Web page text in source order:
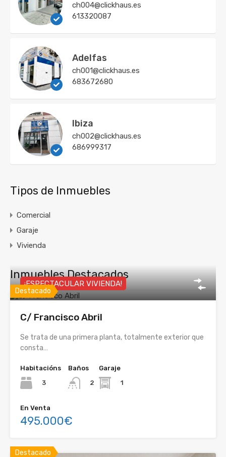
ch004@clickhaus.es
613320087
Adelfas
ch001@clickhaus.es
683672680
Ibiza
ch002@clickhaus.es
686999317
Tipos de Inmuebles
Comercial
Garaje
Vivienda
Inmuebles Destacados
Destacado
¡ESPECTACULAR VIVIENDA!
C/ Francisco Abril
Se trata de una primera planta, totalmente exterior que
consta…
Habitacións
3
Baños
2
Garaje
1
En Venta
495.000€
Destacado